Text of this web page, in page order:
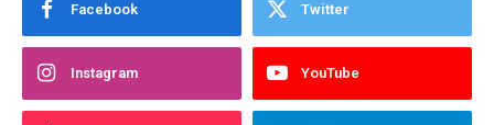
Facebook Twitter
Instagram YouTube